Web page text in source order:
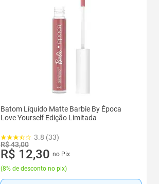
Batom Líquido Matte Barbie By Época
Love Yourself Edição Limitada
3.8 (33)
R$ 43,00
R$ 12,30 no Pix
(8% de desconto no pix)